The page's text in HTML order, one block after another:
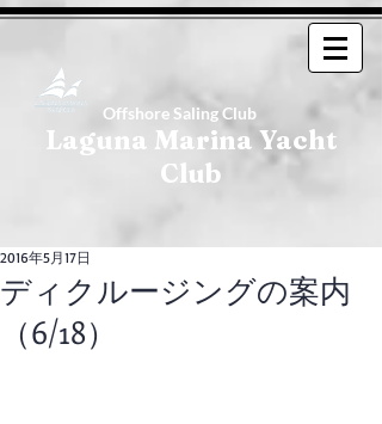
Offshore Saling Club
Laguna Marina Yacht
Club
ディクルージングの案内
（6/18）
2016年5月17日